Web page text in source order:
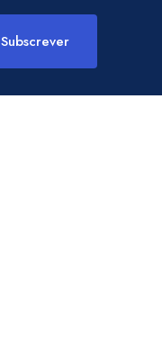
Subscrever